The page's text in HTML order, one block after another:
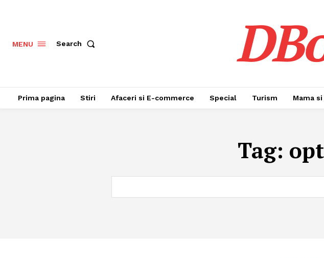
MENU Search
Prima pagina Stiri Afaceri si E-commerce Special Turism Mama
Tag: